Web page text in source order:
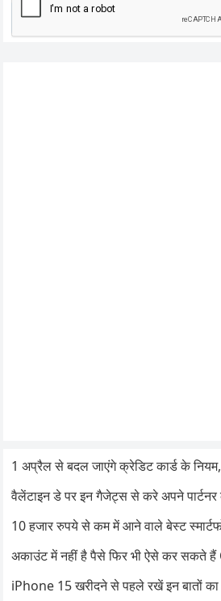
1 अप्रैल से बदल जाएंगे क्रेडिट कार्ड के
वैलेंटाइन डे पर इन गैजेट्स से करे अपने
10 हजार रुपये से कम में आने वाले बेस्ट
अकाउंट में नहीं है पैसे फिर भी ऐसे कर सकते
iPhone 15 खरीदने से पहले रखें इन बातों का